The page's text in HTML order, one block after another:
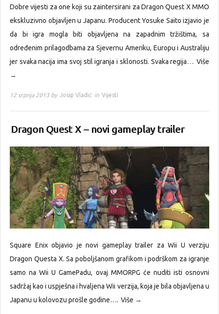
Dobre vijesti za one koji su zaintersirani za Dragon Quest X MMO
ekskluzivno objavljen u Japanu. Producent Yosuke Saito izjavio je
da bi igra mogla biti objavljena na zapadnim tržištima, sa
određenim prilagodbama za Sjevernu Ameriku, Europu i Australiju
jer svaka nacija ima svoj stil igranja i sklonosti. Svaka regija… Više
→
12 srpnja 2013 by Josip Vladić in Vijesti
Dragon Quest X – novi gameplay trailer
Square Enix objavio je novi gameplay trailer za Wii U verziju
Dragon Questa X. Sa poboljšanom grafikom i podrškom za igranje
samo na Wii U GamePadu, ovaj MMORPG će nuditi isti osnovni
sadržaj kao i uspješna i hvaljena Wii verzija, koja je bila objavljena u
Japanu u kolovozu prošle godine…. Više →